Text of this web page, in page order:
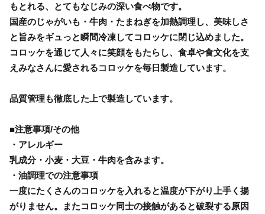
もとれる、とてもなじみの深い食べ物です。
国産のじゃがいも・牛肉・たまねぎを加熱調理し、美味しさ
と旨みをギュっと瞬間冷凍してコロッケに閉じ込めました。
コロッケを通じて人々に笑顔をもたらし、食卓や食文化を支
えみなさんに愛されるコロッケを毎日製造しています。
品質管理も徹底した上で製造しています。
■注意事項/その他
・アレルギー
乳成分・小麦・大豆・牛肉を含みます。
・油調理での注意事項
一度にたくさんのコロッケを入れると温度が下がり上手く揚
がりません。またコロッケ同士の接触があると破裂する原因